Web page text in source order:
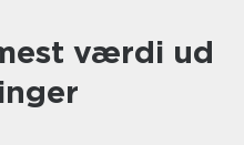
værdi ud